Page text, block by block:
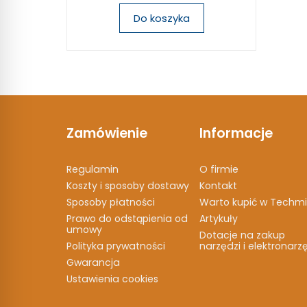
Do koszyka
Zamówienie
Regulamin
Koszty i sposoby dostawy
Sposoby płatności
Prawo do odstąpienia od
umowy
Polityka prywatności
Gwarancja
Ustawienia cookies
Informacje
O firmie
Kontakt
Warto kupić w
Artykuły
Dotacje na zakup
narzędzi i